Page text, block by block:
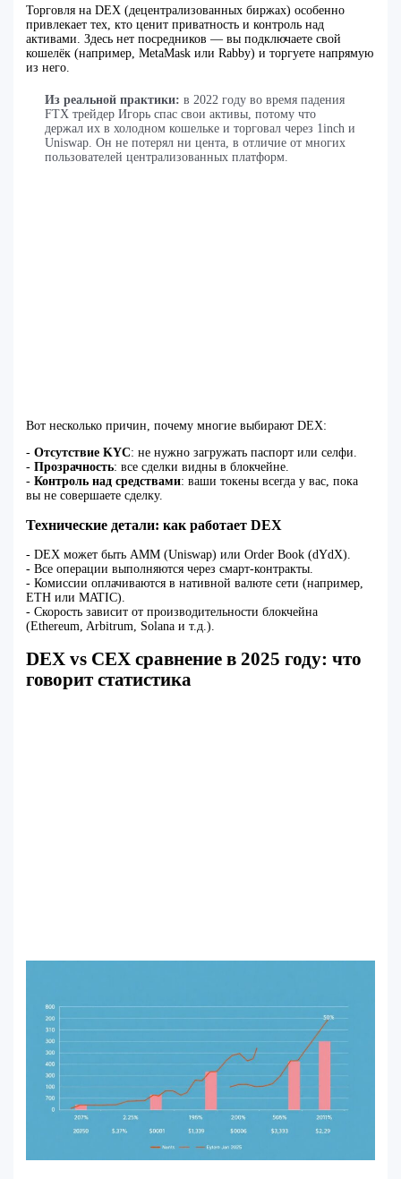
Торговля на DEX (децентрализованных биржах) особенно
привлекает тех, кто ценит приватность и контроль над
активами. Здесь нет посредников — вы подключаете свой
кошелёк (например, MetaMask или Rabby) и торгуете напрямую
из него.
Из реальной практики: в 2022 году во время падения
FTX трейдер Игорь спас свои активы, потому что
держал их в холодном кошельке и торговал через 1inch и
Uniswap. Он не потерял ни цента, в отличие от многих
пользователей централизованных платформ.
Вот несколько причин, почему многие выбирают DEX:
-Отсутствие KYC: не нужно загружать паспорт или селфи.
-Прозрачность: все сделки видны в блокчейне.
-Контроль над средствами: ваши токены всегда у вас, пока
вы не совершаете сделку.
Технические детали: как работает DEX
- DEX может быть AMM (Uniswap) или Order Book (dYdX).
- Все операции выполняются через смарт-контракты.
- Комиссии оплачиваются в нативной валюте сети (например,
ETH или MATIC).
- Скорость зависит от производительности блокчейна
(Ethereum, Arbitrum, Solana и т.д.).
DEX vs CEX сравнение в 2025 году: что
говорит статистика